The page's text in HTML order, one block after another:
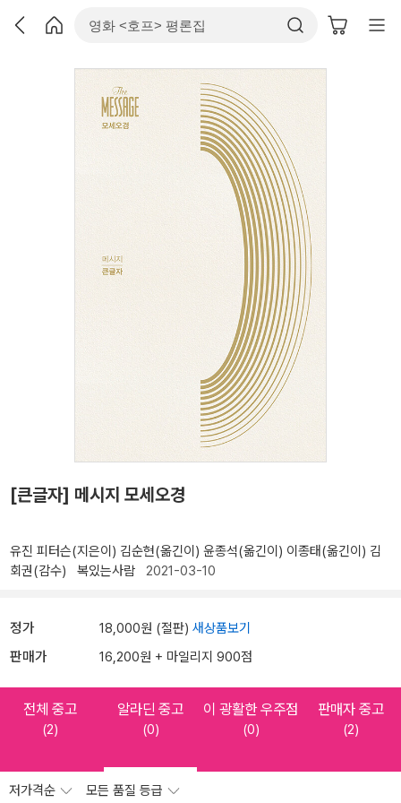
[큰글자] 메시지 모세오경
유진 피터슨(지은이) 김순현(옮긴이) 윤종석(옮긴이) 이종태(옮긴이) 김
회권(감수)
복있는사람 2021-03-10
정가 18,000원 (절판) 새상품보기
판매가 16,200원 + 마일리지 900점
전체 중고
(2)
알라딘 중고
(0)
이 광활한 우주점
(0)
판매자 중고
(2)
저가격순 모든 품질 등급